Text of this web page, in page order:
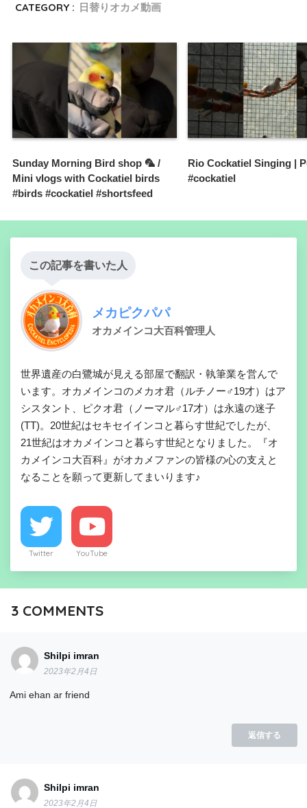
CATEGORY : 日替りオカメ動画
Sunday Morning Bird shop 🦜 /
Mini vlogs with Cockatiel birds
#birds #cockatiel #shortsfeed
Rio Cockatiel Singing |
#cockatiel
この記事を書いた人
メカピクパパ
オカメインコ大百科管理人
世界遺産の白鷺城が見える部屋で翻訳・執筆業を営んで
います。オカメインコのメカオ君（ルチノー♂19才）はア
シスタント、ピクオ君（ノーマル♂17才）は永遠の迷子
(TT)。20世紀はセキセイインコと暮らす世紀でしたが、
21世紀はオカメインコと暮らす世紀となりました。『オ
カメインコ大百科』がオカメファンの皆様の心の支えと
なることを願って更新してまいります♪
Twitter YouTube
3COMMENTS
Shilpi imran
2023年2月4日
Ami ehan ar friend
返信する
Shilpi imran
2023年2月4日